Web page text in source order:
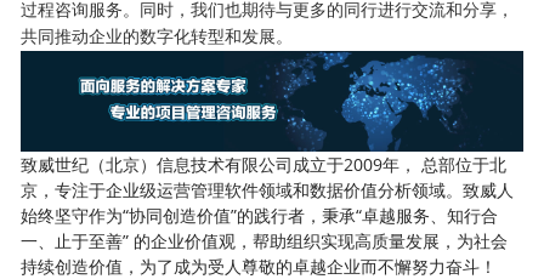
过程咨询服务。同时，我们也期待与更多的同行进行交流和分享，
共同推动企业的数字化转型和发展。
致威世纪（北京）信息技术有限公司成立于2009年， 总部位于北
京，专注于企业级运营管理软件领域和数据价值分析领域。致威人
始终坚守作为“协同创造价值”的践行者，秉承“卓越服务、知行合
一、止于至善” 的企业价值观，帮助组织实现高质量发展，为社会
持续创造价值，为了成为受人尊敬的卓越企业而不懈努力奋斗！